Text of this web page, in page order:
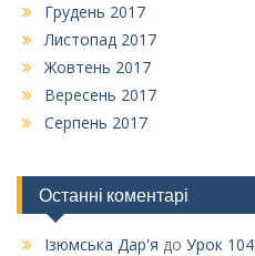
Грудень 2017
Листопад 2017
Жовтень 2017
Вересень 2017
Серпень 2017
Останні коментарі
Ізюмська Дар'я до Урок